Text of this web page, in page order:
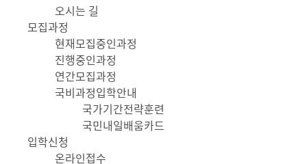
오시는 길
모집과정
현재모집중인과정
진행중인과정
연간모집과정
국비과정입학안내
국가기간전략훈련
국민내일배움카드
입학신청
온라인접수